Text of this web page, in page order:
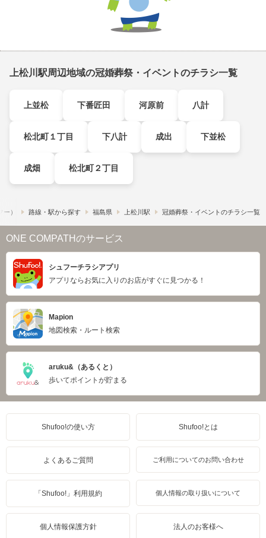
上松川駅周辺地域の冠婚葬祭・イベントのチラシ一覧
上並松 下番匠田 河原前 八計
松北町１丁目 下八計 成出 下並松
成畑 松北町２丁目
） 路線・駅から探す 福島県 上松川駅 冠婚葬祭・イベントのチラシ一覧
ONE COMPATHのサービス
シュフーチラシアプリ
アプリならお気に入りのお店がすぐに見つかる！
Mapion
地図検索・ルート検索
aruku&（あるくと）
歩いてポイントが貯まる
Shufoo!の使い方 Shufoo!とは
よくあるご質問 ご利用についてのお問い合わせ
「Shufoo!」利用規約 個人情報の取り扱いについて
個人情報保護方針 法人のお客様へ